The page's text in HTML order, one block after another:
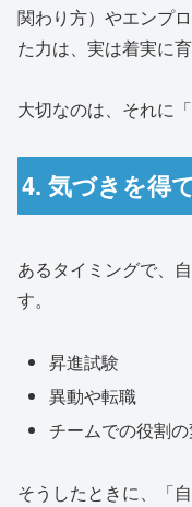
関わり方）やエンプ
た力は、実は着実に育
大切なのは、それに
4. 気づきを得
あるタイミングで、
す。
昇進試験
異動や転職
チームでの役割
そうしたときに、「